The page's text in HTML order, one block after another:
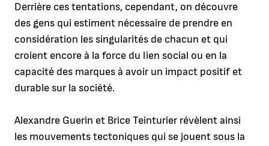
Derrière ces tentations, cependant, on découvre
des gens qui estiment nécessaire de prendre en
considération les singularités de chacun et qui
croient encore à la force du lien social ou en la
capacité des marques à avoir un impact positif et
durable sur la société.
Alexandre Guerin et Brice Teinturier révèlent ainsi
les mouvements tectoniques qui se jouent sous la